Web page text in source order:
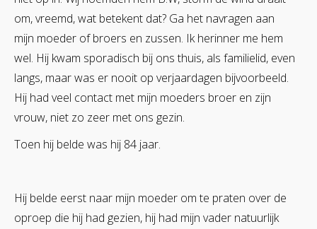
om, vreemd, wat betekent dat? Ga het navragen aan
mijn moeder of broers en zussen. Ik herinner me hem
wel. Hij kwam sporadisch bij ons thuis, als familielid, even
langs, maar was er nooit op verjaardagen bijvoorbeeld.
Hij had veel contact met mijn moeders broer en zijn
vrouw, niet zo zeer met ons gezin.
Toen hij belde was hij 84 jaar.
Hij belde eerst naar mijn moeder om te praten over de
oproep die hij had gezien, hij had mijn vader natuurlijk